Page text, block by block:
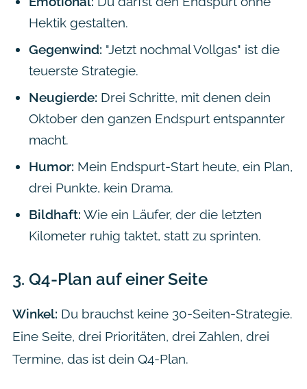
Hektik gestalten.
Gegenwind: "Jetzt nochmal Vollgas" ist die
teuerste Strategie.
Neugierde: Drei Schritte, mit denen dein
Oktober den ganzen Endspurt entspannter
macht.
Humor: Mein Endspurt-Start heute, ein Plan,
drei Punkte, kein Drama.
Bildhaft: Wie ein Läufer, der die letzten
Kilometer ruhig taktet, statt zu sprinten.
3. Q4-Plan auf einer Seite
Winkel: Du brauchst keine 30-Seiten-Strategie.
Eine Seite, drei Prioritäten, drei Zahlen, drei
Termine, das ist dein Q4-Plan.